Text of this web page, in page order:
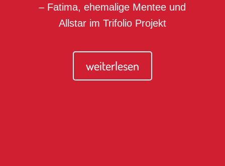
– Fatima, ehemalige Mentee und
Allstar im Trifolio Projekt
weiterlesen